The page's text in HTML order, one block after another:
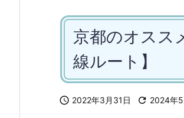
京都のオスス
線ルート】
 2022年3月31日  2024年5